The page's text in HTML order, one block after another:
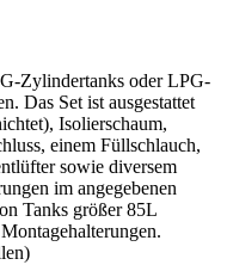
Zylindertanks oder LPG-
Das Set ist ausgestattet
Isolierschaum,
einem Füllschlauch,
sowie diversem
im angegebenen
Tanks größer 85L